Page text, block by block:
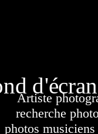
Artiste
recherche
photos musiciens